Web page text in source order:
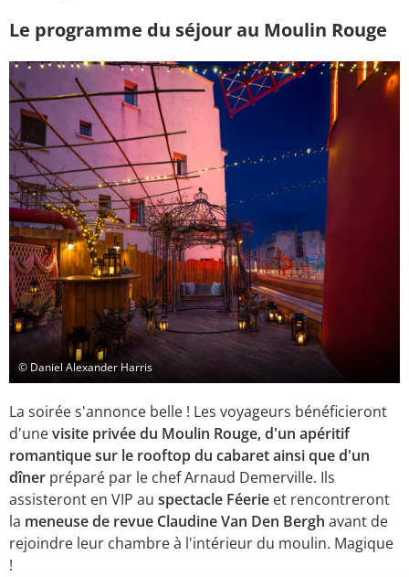
Le programme du séjour au Moulin Rouge
© Daniel Alexander Harris
La soirée s'annonce belle ! Les voyageurs bénéficieront
d'unevisite privée du Moulin Rouge, d'un apéritif
romantique sur le rooftop du cabaret ainsi que d'un
dîner préparé par le chef Arnaud Demerville. Ils
assisteront en VIP au spectacle Féerie et rencontreront
la meneuse de revue Claudine Van Den Bergh avant de
rejoindre leur chambre à l'intérieur du moulin. Magique
!